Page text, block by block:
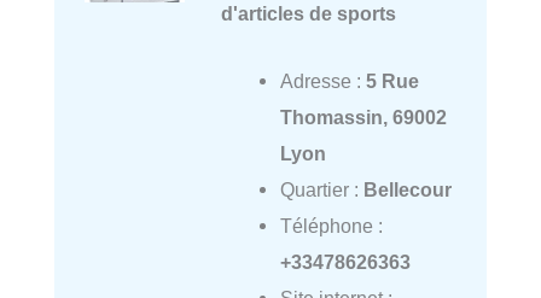
d'articles de sports
Adresse : 5 Rue
Thomassin, 69002
Lyon
Quartier : Bellecour
Téléphone :
+33478626363